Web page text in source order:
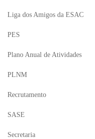
Liga dos Amigos da ESAC
PES
Plano Anual de Atividades
PLNM
Recrutamento
SASE
Secretaria